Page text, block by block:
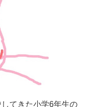
てきた小学6年生の